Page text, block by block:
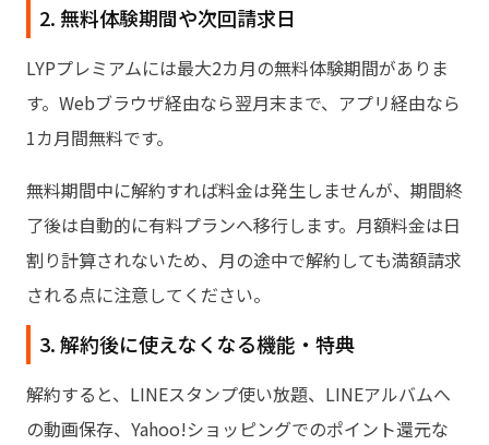
2. 無料体験期間や次回請求日
LYPプレミアムには最大2カ月の無料体験期間がありま
す。Webブラウザ経由なら翌月末まで、アプリ経由なら
1カ月間無料です。
無料期間中に解約すれば料金は発生しませんが、期間終
了後は自動的に有料プランへ移行します。月額料金は日
割り計算されないため、月の途中で解約しても満額請求
される点に注意してください。
3. 解約後に使えなくなる機能・特典
解約すると、LINEスタンプ使い放題、LINEアルバムへ
の動画保存、Yahoo!ショッピングでのポイント還元な